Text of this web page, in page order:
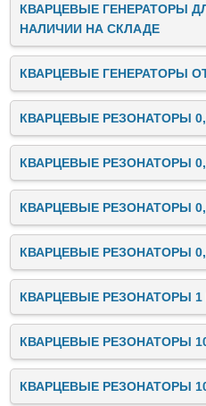
КВАРЦЕВЫЕ ГЕНЕРАТОРЫ
НАЛИЧИИ НА СКЛАДЕ
КВАРЦЕВЫЕ ГЕНЕРАТОРЫ
КВАРЦЕВЫЕ РЕЗОНАТОРЫ
КВАРЦЕВЫЕ РЕЗОНАТОРЫ
КВАРЦЕВЫЕ РЕЗОНАТОРЫ
КВАРЦЕВЫЕ РЕЗОНАТОРЫ
КВАРЦЕВЫЕ РЕЗОНАТОРЫ 1
КВАРЦЕВЫЕ РЕЗОНАТОРЫ
КВАРЦЕВЫЕ РЕЗОНАТОРЫ